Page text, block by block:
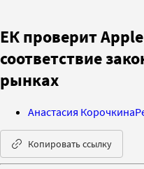
ЕК проверит
соответствие
рынках
Анастасия Корочкина
Копировать ссылку